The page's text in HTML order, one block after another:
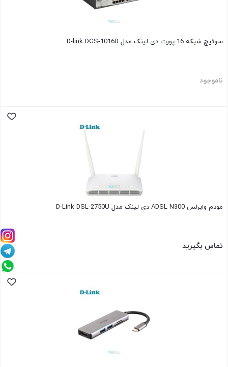
سوئیچ شبکه 16 پورت دی لینک مدل D-link DGS-1016D
ناموجود
مودم وایرلس ADSL N300 دی لینک مدل D-Link DSL-2750U
تماس بگیرید